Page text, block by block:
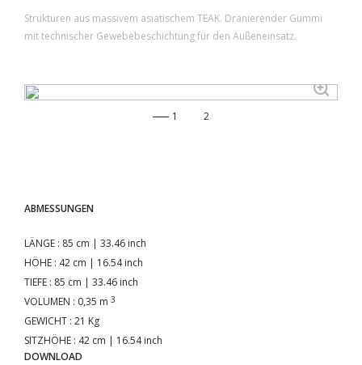
Strukturen aus massivem asiatischem TEAK. Dränierender Gummi
mit technischer Gewebebeschichtung für den Außeneinsatz.
1 2
ABMESSUNGEN
LÄNGE : 85 cm | 33.46 inch
HÖHE : 42 cm | 16.54 inch
TIEFE : 85 cm | 33.46 inch
VOLUMEN : 0,35 m 3
GEWICHT : 21 Kg
SITZHÖHE : 42 cm | 16.54 inch
DOWNLOAD